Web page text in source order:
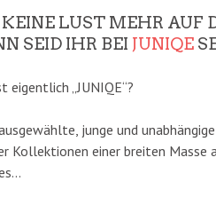
LUST MEHR AUF
SEID IHR BEI JUNIQE
eigentlich „JUNIQE“?
junge und
Kollektionen einer breiten Masse